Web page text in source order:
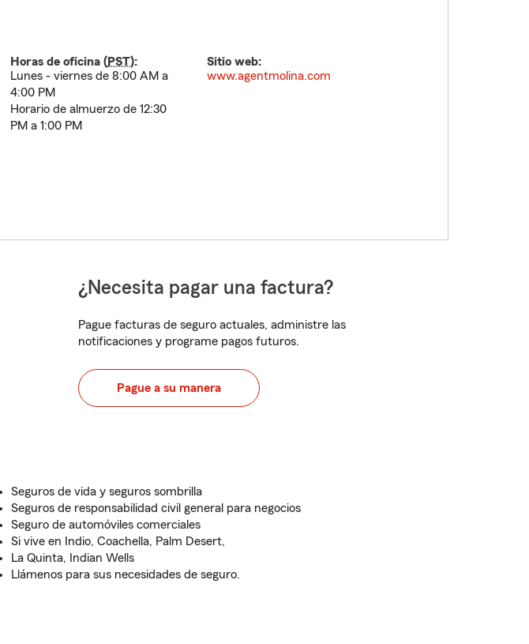
Horas de oficina (PST):
Lunes - viernes de 8:00 AM a
4:00 PM
Horario de almuerzo de 12:30
PM a 1:00 PM
Sitio web:
www.agentmolina.com
¿Necesita pagar una factura?
Pague facturas de seguro actuales, administre las
notificaciones y programe pagos futuros.
Pague a su manera
Seguros de vida y seguros sombrilla
Seguros de responsabilidad civil general para negocios
Seguro de automóviles comerciales
Si vive en Indio, Coachella, Palm Desert,
La Quinta, Indian Wells
Llámenos para sus necesidades de seguro.